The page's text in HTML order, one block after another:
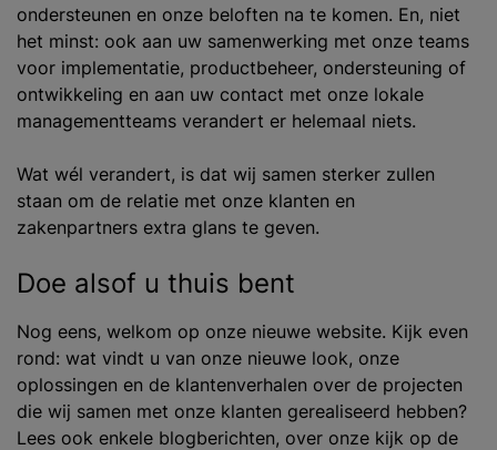
ondersteunen en onze beloften na te komen. En, niet
het minst: ook aan uw samenwerking met onze teams
voor implementatie, productbeheer, ondersteuning of
ontwikkeling en aan uw contact met onze lokale
managementteams verandert er helemaal niets.
Wat wél verandert, is dat wij samen sterker zullen
staan om de relatie met onze klanten en
zakenpartners extra glans te geven.
Doe alsof u thuis bent
Nog eens, welkom op onze nieuwe website. Kijk even
rond: wat vindt u van onze nieuwe look, onze
oplossingen en de klantenverhalen over de projecten
die wij samen met onze klanten gerealiseerd hebben?
Lees ook enkele blogberichten, over onze kijk op de